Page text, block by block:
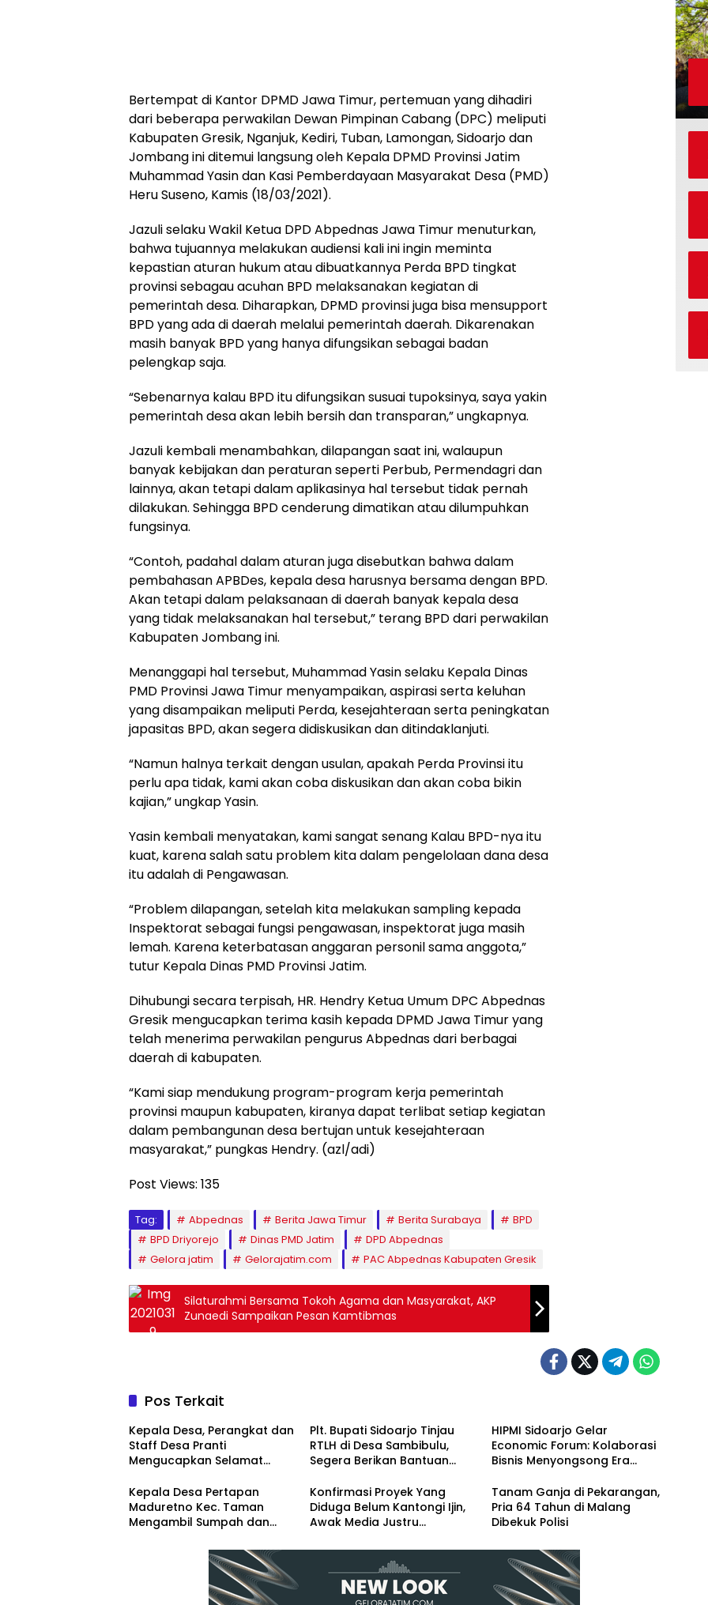
Bertempat di Kantor DPMD Jawa Timur, pertemuan yang dihadiri
dari beberapa perwakilan Dewan Pimpinan Cabang (DPC) meliputi
Kabupaten Gresik, Nganjuk, Kediri, Tuban, Lamongan, Sidoarjo dan
Jombang ini ditemui langsung oleh Kepala DPMD Provinsi Jatim
Muhammad Yasin dan Kasi Pemberdayaan Masyarakat Desa (PMD)
Heru Suseno, Kamis (18/03/2021).
Jazuli selaku Wakil Ketua DPD Abpednas Jawa Timur menuturkan,
bahwa tujuannya melakukan audiensi kali ini ingin meminta
kepastian aturan hukum atau dibuatkannya Perda BPD tingkat
provinsi sebagau acuhan BPD melaksanakan kegiatan di
pemerintah desa. Diharapkan, DPMD provinsi juga bisa mensupport
BPD yang ada di daerah melalui pemerintah daerah. Dikarenakan
masih banyak BPD yang hanya difungsikan sebagai badan
pelengkap saja.
“Sebenarnya kalau BPD itu difungsikan susuai tupoksinya, saya yakin
pemerintah desa akan lebih bersih dan transparan,” ungkapnya.
Jazuli kembali menambahkan, dilapangan saat ini, walaupun
banyak kebijakan dan peraturan seperti Perbub, Permendagri dan
lainnya, akan tetapi dalam aplikasinya hal tersebut tidak pernah
dilakukan. Sehingga BPD cenderung dimatikan atau dilumpuhkan
fungsinya.
“Contoh, padahal dalam aturan juga disebutkan bahwa dalam
pembahasan APBDes, kepala desa harusnya bersama dengan BPD.
Akan tetapi dalam pelaksanaan di daerah banyak kepala desa
yang tidak melaksanakan hal tersebut,” terang BPD dari perwakilan
Kabupaten Jombang ini.
Menanggapi hal tersebut, Muhammad Yasin selaku Kepala Dinas
PMD Provinsi Jawa Timur menyampaikan, aspirasi serta keluhan
yang disampaikan meliputi Perda, kesejahteraan serta peningkatan
japasitas BPD, akan segera didiskusikan dan ditindaklanjuti.
“Namun halnya terkait dengan usulan, apakah Perda Provinsi itu
perlu apa tidak, kami akan coba diskusikan dan akan coba bikin
kajian,” ungkap Yasin.
Yasin kembali menyatakan, kami sangat senang Kalau BPD-nya itu
kuat, karena salah satu problem kita dalam pengelolaan dana desa
itu adalah di Pengawasan.
“Problem dilapangan, setelah kita melakukan sampling kepada
Inspektorat sebagai fungsi pengawasan, inspektorat juga masih
lemah. Karena keterbatasan anggaran personil sama anggota,”
tutur Kepala Dinas PMD Provinsi Jatim.
Dihubungi secara terpisah, HR. Hendry Ketua Umum DPC Abpednas
Gresik mengucapkan terima kasih kepada DPMD Jawa Timur yang
telah menerima perwakilan pengurus Abpednas dari berbagai
daerah di kabupaten.
“Kami siap mendukung program-program kerja pemerintah
provinsi maupun kabupaten, kiranya dapat terlibat setiap kegiatan
dalam pembangunan desa bertujan untuk kesejahteraan
masyarakat,” pungkas Hendry. (azl/adi)
Post Views: 135
Tag: Abpednas Berita Jawa Timur Berita Surabaya
BPD
BPD Driyorejo
Dinas PMD Jatim
DPD Abpednas
Gelora jatim
Gelorajatim.com PAC Abpednas Kabupaten Gresik
Silaturahmi Bersama Tokoh Agama dan Masyarakat, AKP
Zunaedi Sampaikan Pesan Kamtibmas
Pos Terkait
Kepala Desa, Perangkat dan
Staff Desa Pranti
Mengucapkan Selamat
2025
Plt. Bupati Sidoarjo Tinjau
RTLH di Desa Sambibulu,
Segera Berikan Bantuan
HIPMI Sidoarjo Gelar
Economic Forum: Kolaborasi
Bisnis Menyongsong Era
Kepala Desa Pertapan
Maduretno Kec. Taman
Mengambil Sumpah dan
Konfirmasi Proyek Yang
Diduga Belum Kantongi Ijin,
Awak Media Justru
Pembangunan
Tanam Ganja di Pekarangan,
Pria 64 Tahun di Malang
Dibekuk Polisi